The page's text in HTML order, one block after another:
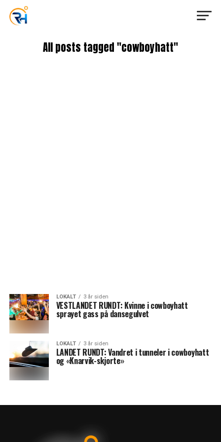
All posts tagged "cowboyhatt"
LOKALT 3 år siden
VESTLANDET RUNDT: Kvinne i cowboyhatt
sprayet gass på dansegulvet
LOKALT 3 år siden
LANDET RUNDT: Vandret i tunneler i cowboyhatt
og «Knarvik-skjorte»